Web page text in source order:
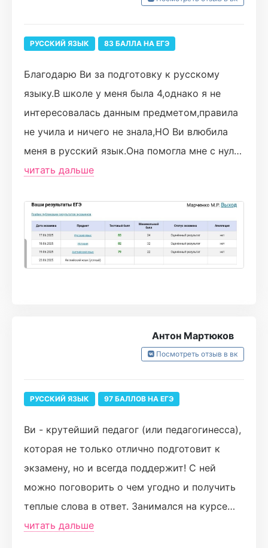
РУССКИЙ ЯЗЫК 83 БАЛЛА НА ЕГЭ
Благодарю Ви за подготовку к русскому
языку.В школе у меня была 4,однако я не
интересовалась данным предметом,правила
не учила и ничего не знала,НО Ви влюбила
меня в русский язык.Она помогла мне с нуля
сдать ЕГЭ на 8⃣3⃣ балла!!!Спасибо за
дополнительные задания.
Также мне понравилось,что можно
отрабатывать темы каждый день.В месяц я
решала от 500-800 задач.
Если вы хотите получить знания и хороший
результат на ЕГЭ - ТУРБО ДЛЯ ВАС!ЛЮБЛЮ🩷
ТУРБОЖЕСТЬ
читать дальше
Антон Мартюков
Посмотреть отзыв в вк
РУССКИЙ ЯЗЫК 97 БАЛЛОВ НА ЕГЭ
Ви - крутейший педагог (или педагогинесса),
которая не только отлично подготовит к
экзамену, но и всегда поддержит! С ней
можно поговорить о чем угодно и получить
теплые слова в ответ. Занимался на курсе
весь год, сочинение смог заботать только
читать дальше